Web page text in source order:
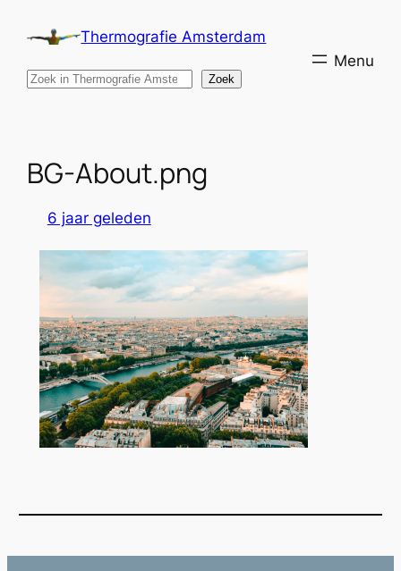
naar
inhoud
Thermografie Amsterdam
Search Zoek
BG-About.png
6 jaar geleden